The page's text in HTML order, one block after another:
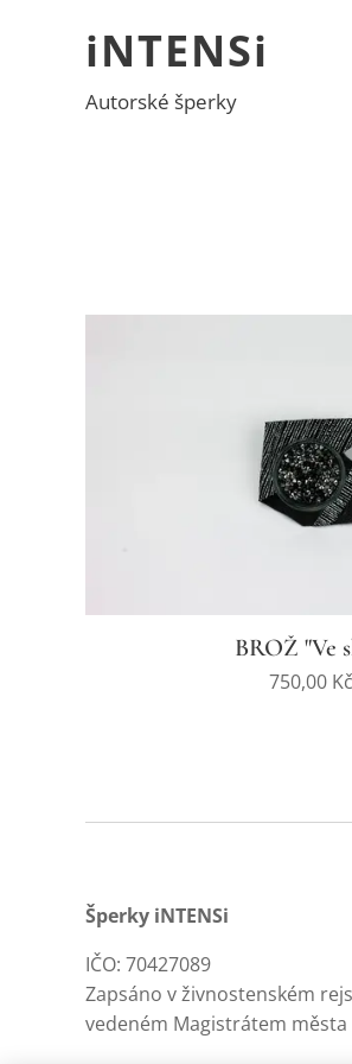
iNTENSi
Autorské šperky
BROŽ "Ve
750,00Kč
Šperky iNTENSi
IČO: 70427089
Zapsáno v živnostenském
vedeném Magistrátem města